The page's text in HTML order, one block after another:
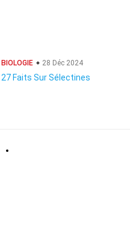
BIOLOGIE 28 Déc 2024
27 Faits Sur Sélectines